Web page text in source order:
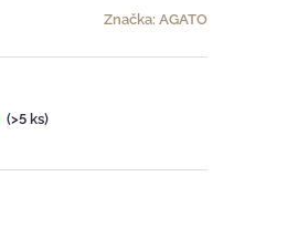
Značka: AGATO
(>5 ks)